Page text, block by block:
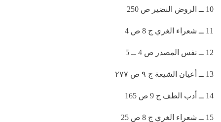
10 ــ الروض النضير ص 250
11 ــ شعراء الغري ج 8 ص 4
12 ــ نفس المصدر ص 4 ــ 5
13 ــ أعيان الشيعة ج ٩ ص ٢٧٧
14 ــ أدب الطف ج 9 ص 165
15 ــ شعراء الغري ج 8 ص 25